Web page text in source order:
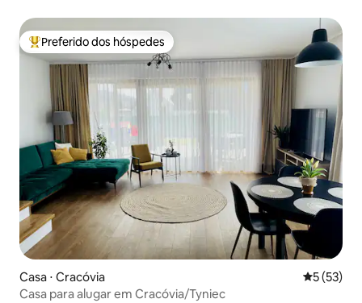
Entre os melhores preferidos dos hóspedes
Preferido dos hóspedes
Casa ⋅ Cracóvia 5 de uma
5 (53)
Casa para alugar em Cracóvia/Tyniec